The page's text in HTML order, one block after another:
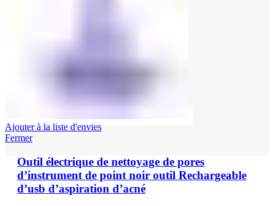
Ajouter à la liste d'envies
Fermer
Outil électrique de nettoyage de pores
d’instrument de point noir outil Rechargeable
d’usb d’aspiration d’acné